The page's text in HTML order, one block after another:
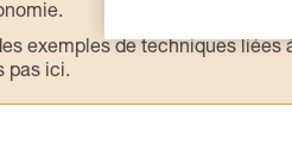
exemples de techniques liées
pas ici.